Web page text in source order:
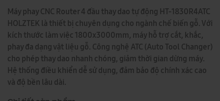
Máy phay CNC Router 4 đầu thay dao tự động HT-1830R4ATC
HOLZTEK là thiết bị chuyên dụng cho ngành chế biến gỗ. Với
kích thước làm việc 1800x3000mm, máy hỗ trợ cắt, khắc,
phay đa dạng vật liệu gỗ. Công nghệ ATC (Auto Tool Changer)
cho phép thay dao nhanh chóng, giảm thời gian dừng máy.
Hệ thống điều khiển dễ sử dụng, đảm bảo độ chính xác cao
và độ bền lâu dài.